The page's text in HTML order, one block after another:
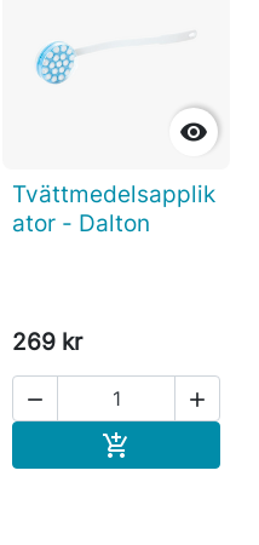

Tvättmedelsapplik
ator - Dalton
269 kr
 
